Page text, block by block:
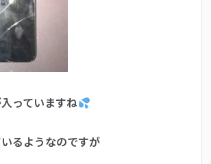
っていますね
るようなのですが